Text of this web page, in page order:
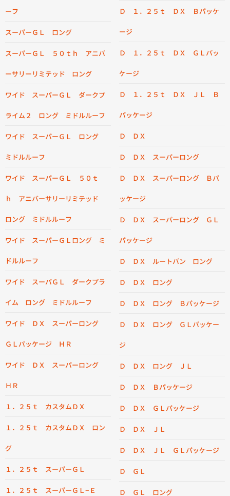
ーフ
スーパーＧＬ ロング
スーパーＧＬ ５０ｔｈ アニバ
ーサリーリミテッド ロング
ワイド スーパーＧＬ ダークプ
ライム２ ロング ミドルルーフ
ワイド スーパーＧＬ ロング
ミドルルーフ
ワイド スーパーＧＬ ５０ｔ
ｈ アニバーサリーリミテッド
ロング ミドルルーフ
ワイド スーパーＧＬロング ミ
ドルルーフ
ワイド スーパＧＬ ダークプラ
イム ロング ミドルルーフ
ワイド ＤＸ スーパーロング
ＧＬパッケージ ＨＲ
ワイド ＤＸ スーパーロング
ＨＲ
１．２５ｔ カスタムＤＸ
１．２５ｔ カスタムＤＸ ロン
グ
１．２５ｔ スーパーＧＬ
１．２５ｔ スーパーＧＬ−Ｅ
Ｄ １．２５ｔ ＤＸ Ｂパッケ
ージ
Ｄ １．２５ｔ ＤＸ ＧＬパッ
ケージ
Ｄ １．２５ｔ ＤＸ ＪＬ Ｂ
パッケージ
Ｄ ＤＸ
Ｄ ＤＸ スーパーロング
Ｄ ＤＸ スーパーロング Ｂパ
ッケージ
Ｄ ＤＸ スーパーロング ＧＬ
パッケージ
Ｄ ＤＸ ルートバン ロング
Ｄ ＤＸ ロング
Ｄ ＤＸ ロング Ｂパッケージ
Ｄ ＤＸ ロング ＧＬパッケー
ジ
Ｄ ＤＸ ロング ＪＬ
Ｄ ＤＸ Ｂパッケージ
Ｄ ＤＸ ＧＬパッケージ
Ｄ ＤＸ ＪＬ
Ｄ ＤＸ ＪＬ ＧＬパッケージ
Ｄ ＧＬ
Ｄ ＧＬ ロング